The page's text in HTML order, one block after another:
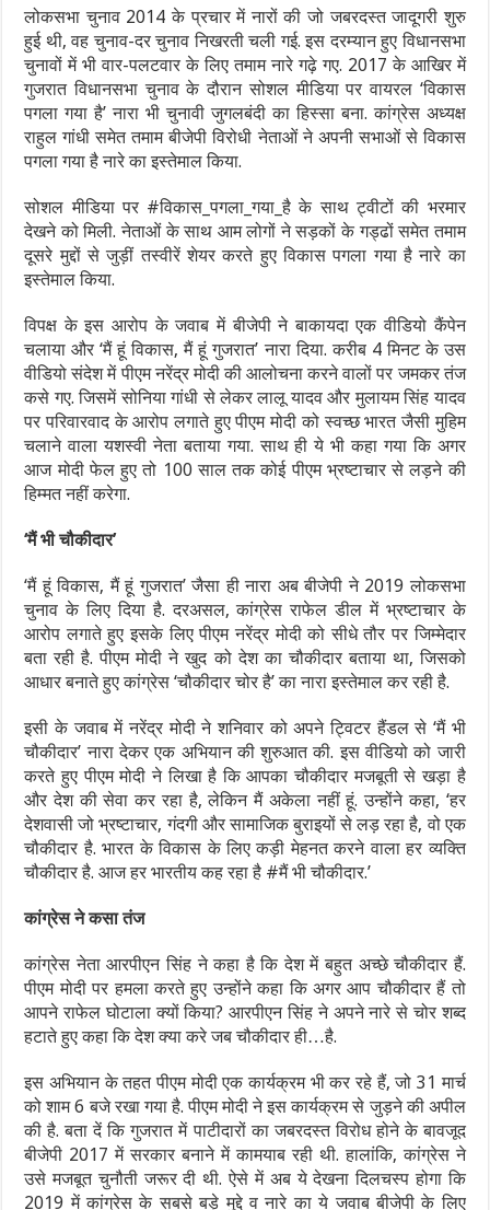
लोकसभा चुनाव 2014 के प्रचार में नारों की जो जबरदस्त जादूगरी शुरु
हुई थी, वह चुनाव-दर चुनाव निखरती चली गई. इस दरम्यान हुए विधानसभा
चुनावों में भी वार-पलटवार के लिए तमाम नारे गढ़े गए. 2017 के आखिर में
गुजरात विधानसभा चुनाव के दौरान सोशल मीडिया पर वायरल ‘विकास
पगला गया है’ नारा भी चुनावी जुगलबंदी का हिस्सा बना. कांग्रेस अध्यक्ष
राहुल गांधी समेत तमाम बीजेपी विरोधी नेताओं ने अपनी सभाओं से विकास
पगला गया है नारे का इस्तेमाल किया.
सोशल मीडिया पर #विकास_पगला_गया_है के साथ ट्वीटों की भरमार
देखने को मिली. नेताओं के साथ आम लोगों ने सड़कों के गड्ढों समेत तमाम
दूसरे मुद्दों से जुड़ीं तस्वीरें शेयर करते हुए विकास पगला गया है नारे का
इस्तेमाल किया.
विपक्ष के इस आरोप के जवाब में बीजेपी ने बाकायदा एक वीडियो कैंपेन
चलाया और ‘मैं हूं विकास, मैं हूं गुजरात’ नारा दिया. करीब 4 मिनट के उस
वीडियो संदेश में पीएम नरेंद्र मोदी की आलोचना करने वालों पर जमकर तंज
कसे गए. जिसमें सोनिया गांधी से लेकर लालू यादव और मुलायम सिंह यादव
पर परिवारवाद के आरोप लगाते हुए पीएम मोदी को स्वच्छ भारत जैसी मुहिम
चलाने वाला यशस्वी नेता बताया गया. साथ ही ये भी कहा गया कि अगर
आज मोदी फेल हुए तो 100 साल तक कोई पीएम भ्रष्टाचार से लड़ने की
हिम्मत नहीं करेगा.
‘मैं भी चौकीदार’
‘मैं हूं विकास, मैं हूं गुजरात’ जैसा ही नारा अब बीजेपी ने 2019 लोकसभा
चुनाव के लिए दिया है. दरअसल, कांग्रेस राफेल डील में भ्रष्टाचार के
आरोप लगाते हुए इसके लिए पीएम नरेंद्र मोदी को सीधे तौर पर जिम्मेदार
बता रही है. पीएम मोदी ने खुद को देश का चौकीदार बताया था, जिसको
आधार बनाते हुए कांग्रेस ‘चौकीदार चोर है’ का नारा इस्तेमाल कर रही है.
इसी के जवाब में नरेंद्र मोदी ने शनिवार को अपने ट्विटर हैंडल से ‘मैं भी
चौकीदार’ नारा देकर एक अभियान की शुरुआत की. इस वीडियो को जारी
करते हुए पीएम मोदी ने लिखा है कि आपका चौकीदार मजबूती से खड़ा है
और देश की सेवा कर रहा है, लेकिन मैं अकेला नहीं हूं. उन्होंने कहा, ‘हर
देशवासी जो भ्रष्टाचार, गंदगी और सामाजिक बुराइयों से लड़ रहा है, वो एक
चौकीदार है. भारत के विकास के लिए कड़ी मेहनत करने वाला हर व्यक्ति
चौकीदार है. आज हर भारतीय कह रहा है #मैं भी चौकीदार.’
कांग्रेस ने कसा तंज
कांग्रेस नेता आरपीएन सिंह ने कहा है कि देश में बहुत अच्छे चौकीदार हैं.
पीएम मोदी पर हमला करते हुए उन्होंने कहा कि अगर आप चौकीदार हैं तो
आपने राफेल घोटाला क्यों किया? आरपीएन सिंह ने अपने नारे से चोर शब्द
हटाते हुए कहा कि देश क्या करे जब चौकीदार ही…है.
इस अभियान के तहत पीएम मोदी एक कार्यक्रम भी कर रहे हैं, जो 31 मार्च
को शाम 6 बजे रखा गया है. पीएम मोदी ने इस कार्यक्रम से जुड़ने की अपील
की है. बता दें कि गुजरात में पाटीदारों का जबरदस्त विरोध होने के बावजूद
बीजेपी 2017 में सरकार बनाने में कामयाब रही थी. हालांकि, कांग्रेस ने
उसे मजबूत चुनौती जरूर दी थी. ऐसे में अब ये देखना दिलचस्प होगा कि
2019 में कांग्रेस के सबसे बड़े मुद्दे व नारे का ये जवाब बीजेपी के लिए